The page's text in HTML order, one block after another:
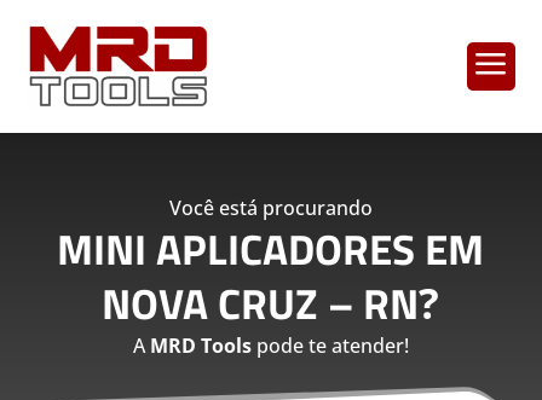
a
Você está procurando
MINI APLICADORES EM
NOVA CRUZ – RN?
AMRD Toolspode te atender!